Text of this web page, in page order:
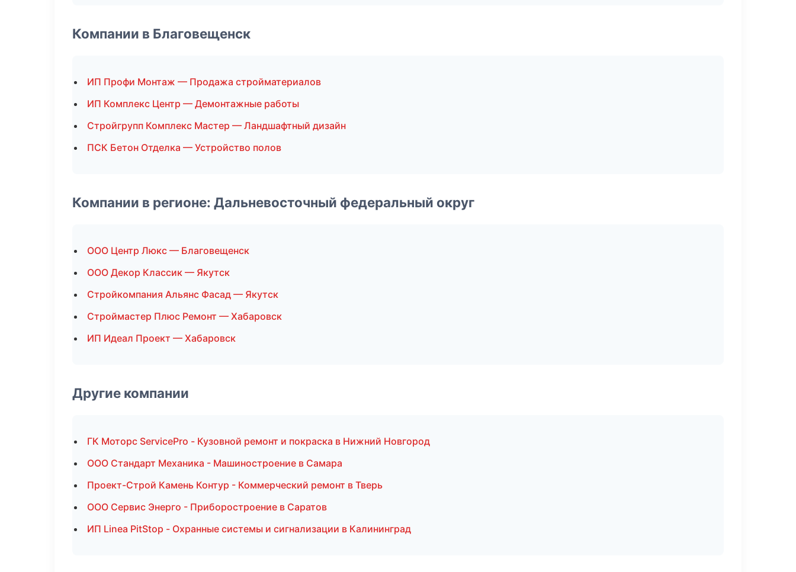
Компании в Благовещенск
ИП Профи Монтаж — Продажа стройматериалов
ИП Комплекс Центр — Демонтажные работы
Стройгрупп Комплекс Мастер — Ландшафтный дизайн
ПСК Бетон Отделка — Устройство полов
Компании в регионе: Дальневосточный федеральный округ
ООО Центр Люкс — Благовещенск
ООО Декор Классик — Якутск
Стройкомпания Альянс Фасад — Якутск
Строймастер Плюс Ремонт — Хабаровск
ИП Идеал Проект — Хабаровск
Другие компании
ГК Моторс ServicePro - Кузовной ремонт и покраска в Нижний Новгород
ООО Стандарт Механика - Машиностроение в Самара
Проект-Строй Камень Контур - Коммерческий ремонт в Тверь
ООО Сервис Энерго - Приборостроение в Саратов
ИП Linea PitStop - Охранные системы и сигнализации в Калининград